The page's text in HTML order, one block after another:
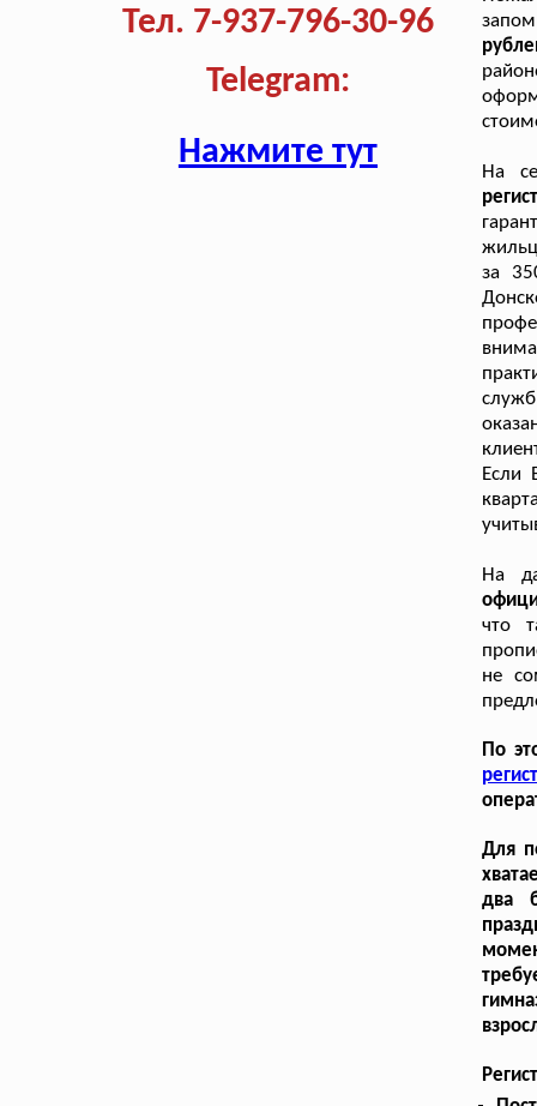
Тел. 7-937-796-30-96
Telegram:
Нажмите тут
На
за
Если
На
что
не
По
Для
два